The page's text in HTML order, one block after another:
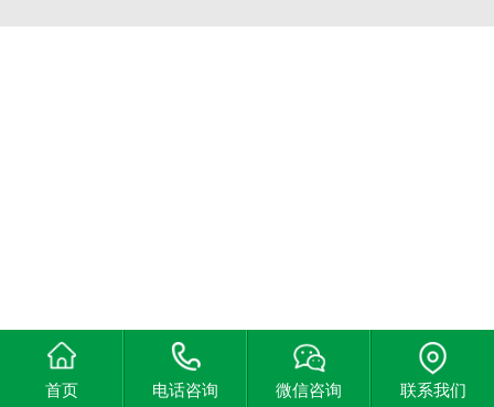
首页 电话咨询 微信咨询 联系我们